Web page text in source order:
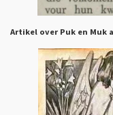
Artikel over Puk en Muk